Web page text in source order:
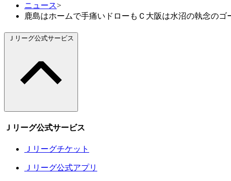
ニュース>
鹿島はホームで手痛いドローもＣ大阪は水沼の執念の
Ｊリーグ公式サービス
Ｊリーグ公式サービス
Ｊリーグチケット
Ｊリーグ公式アプリ